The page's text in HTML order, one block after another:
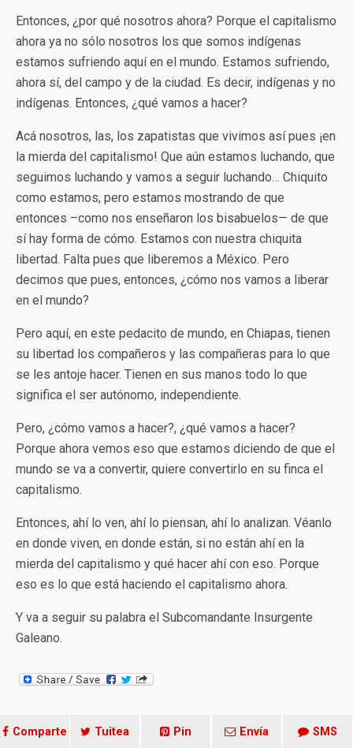
Entonces, ¿por qué nosotros ahora? Porque el capitalismo
ahora ya no sólo nosotros los que somos indígenas
estamos sufriendo aquí en el mundo. Estamos sufriendo,
ahora sí, del campo y de la ciudad. Es decir, indígenas y no
indígenas. Entonces, ¿qué vamos a hacer?
Acá nosotros, las, los zapatistas que vivimos así pues ¡en
la mierda del capitalismo! Que aún estamos luchando, que
seguimos luchando y vamos a seguir luchando… Chiquito
como estamos, pero estamos mostrando de que
entonces –como nos enseñaron los bisabuelos— de que
sí hay forma de cómo. Estamos con nuestra chiquita
libertad. Falta pues que liberemos a México. Pero
decimos que pues, entonces, ¿cómo nos vamos a liberar
en el mundo?
Pero aquí, en este pedacito de mundo, en Chiapas, tienen
su libertad los compañeros y las compañeras para lo que
se les antoje hacer. Tienen en sus manos todo lo que
significa el ser autónomo, independiente.
Pero, ¿cómo vamos a hacer?, ¿qué vamos a hacer?
Porque ahora vemos eso que estamos diciendo de que el
mundo se va a convertir, quiere convertirlo en su finca el
capitalismo.
Entonces, ahí lo ven, ahí lo piensan, ahí lo analizan. Véanlo
en donde viven, en donde están, si no están ahí en la
mierda del capitalismo y qué hacer ahí con eso. Porque
eso es lo que está haciendo el capitalismo ahora.
Y va a seguir su palabra el Subcomandante Insurgente
Galeano.
Comparte Tuitea Pin Envía SMS